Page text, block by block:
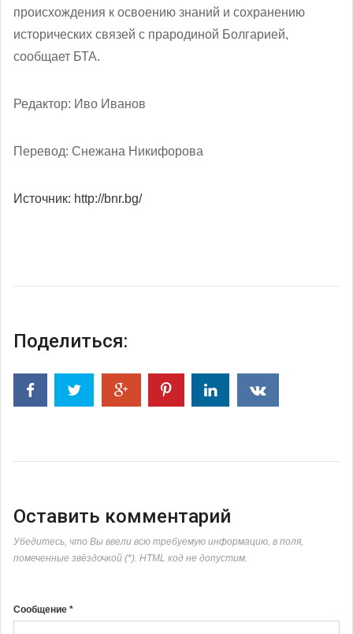
происхождения к освоению знаний и сохранению
исторических связей с прародиной Болгарией,
сообщает БТА.
Редактор: Иво Иванов
Перевод: Снежана Никифорова
Источник: http://bnr.bg/
Поделиться:
Оставить комментарий
Убедитесь, что Вы ввели всю требуемую информацию, в поля,
помеченные звёздочкой (*). HTML код не допустим.
Сообщение *